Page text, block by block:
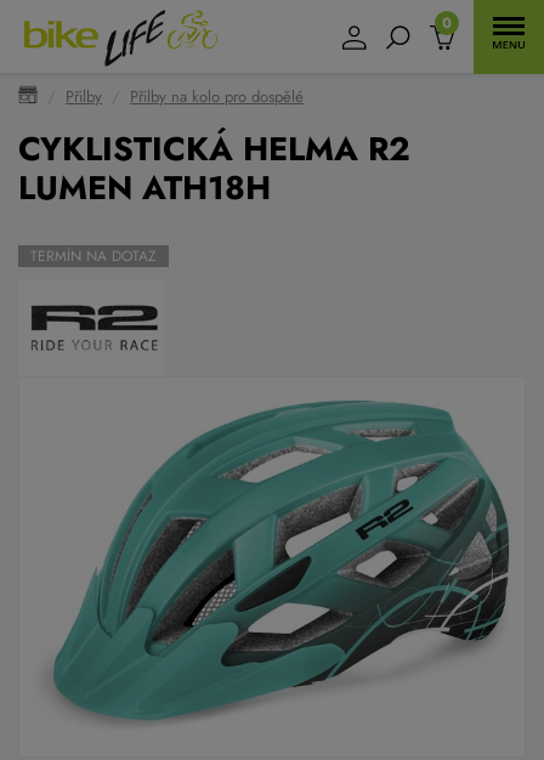
0
Přilby Přilby na kolo pro dospělé
CYKLISTICKÁ HELMA R2
LUMEN ATH18H
TERMÍN NA DOTAZ